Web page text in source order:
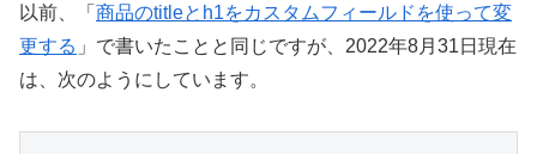
以前、「 商品のtitleとh1をカスタムフィールドを使って変
更する 」で書いたことと同じですが、2022年8月31日現在
は、次のようにしています。